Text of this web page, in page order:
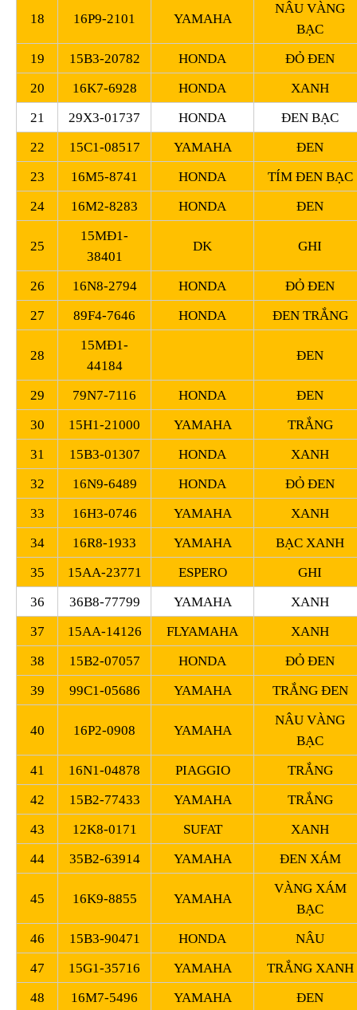
18 16P9-2101 YAMAHA
NÂU VÀNG
BẠC
19
15B3-20782 HONDA
ĐỎ ĐEN
20
16K7-6928 HONDA
XANH
21
29X3-01737 HONDA
ĐEN BẠC
22
15C1-08517 YAMAHA
ĐEN
23
16M5-8741 HONDA
TÍM ĐEN BẠC
24
16M2-8283 HONDA ĐEN
25
15MĐ1-
38401
DK GHI
26 16N8-2794 HONDA
ĐỎ ĐEN
27
89F4-7646 HONDA ĐEN TRẮNG
28
15MĐ1-
44184
ĐEN
29 79N7-7116 HONDA
ĐEN
30
15H1-21000 YAMAHA
TRẮNG
31
15B3-01307 HONDA
XANH
32
16N9-6489 HONDA
ĐỎ ĐEN
33
16H3-0746 YAMAHA
XANH
34
16R8-1933 YAMAHA
BẠC XANH
35
15AA-23771 ESPERO
GHI
36
36B8-77799 YAMAHA
XANH
37
15AA-14126 FLYAMAHA
XANH
38
15B2-07057 HONDA
ĐỎ ĐEN
39
99C1-05686 YAMAHA TRẮNG ĐEN
40 16P2-0908 YAMAHA
NÂU VÀNG
BẠC
41
16N1-04878 PIAGGIO
TRẮNG
42
15B2-77433 YAMAHA
TRẮNG
43
12K8-0171 SUFAT
XANH
44
35B2-63914 YAMAHA ĐEN XÁM
45 16K9-8855 YAMAHA
VÀNG XÁM
BẠC
46
15B3-90471 HONDA
NÂU
47
15G1-35716 YAMAHA
TRẮNG XANH
48
16M7-5496 YAMAHA ĐEN